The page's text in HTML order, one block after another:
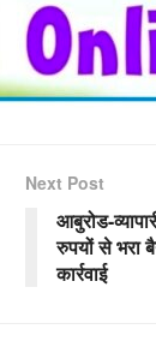
Next Post
आबुरोड-
रुपयों से भरा
कार्रवाई